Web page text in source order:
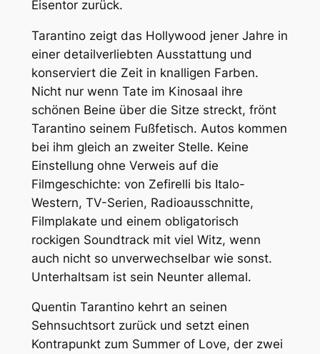
Eisentor zurück.
Tarantino zeigt das Hollywood jener Jahre in
einer detailverliebten Ausstattung und
konserviert die Zeit in knalligen Farben.
Nicht nur wenn Tate im Kinosaal ihre
schönen Beine über die Sitze streckt, frönt
Tarantino seinem Fußfetisch. Autos kommen
bei ihm gleich an zweiter Stelle. Keine
Einstellung ohne Verweis auf die
Filmgeschichte: von Zefirelli bis Italo-
Western, TV-Serien, Radioausschnitte,
Filmplakate und einem obligatorisch
rockigen Soundtrack mit viel Witz, wenn
auch nicht so unverwechselbar wie sonst.
Unterhaltsam ist sein Neunter allemal.
Quentin Tarantino kehrt an seinen
Sehnsuchtsort zurück und setzt einen
Kontrapunkt zum Summer of Love, der zwei